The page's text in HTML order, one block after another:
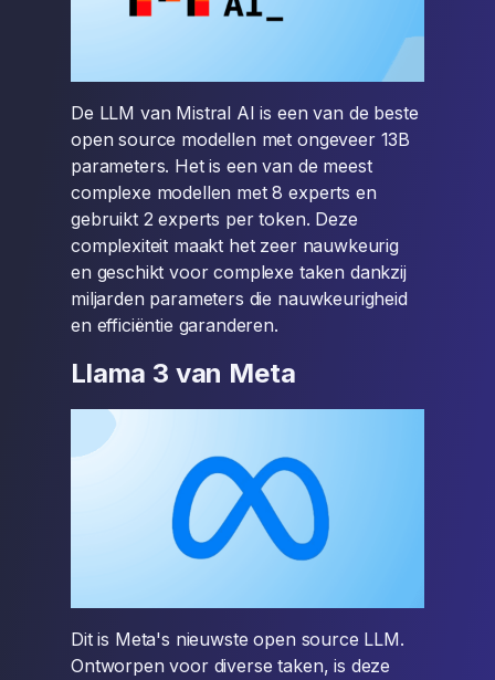
De LLM van Mistral AI is een van de beste
open source modellen met ongeveer 13B
parameters. Het is een van de meest
complexe modellen met 8 experts en
gebruikt 2 experts per token. Deze
complexiteit maakt het zeer nauwkeurig
en geschikt voor complexe taken dankzij
miljarden parameters die nauwkeurigheid
en efficiëntie garanderen.
Llama 3 van Meta
Dit is Meta's nieuwste open source LLM.
Ontworpen voor diverse taken, is deze